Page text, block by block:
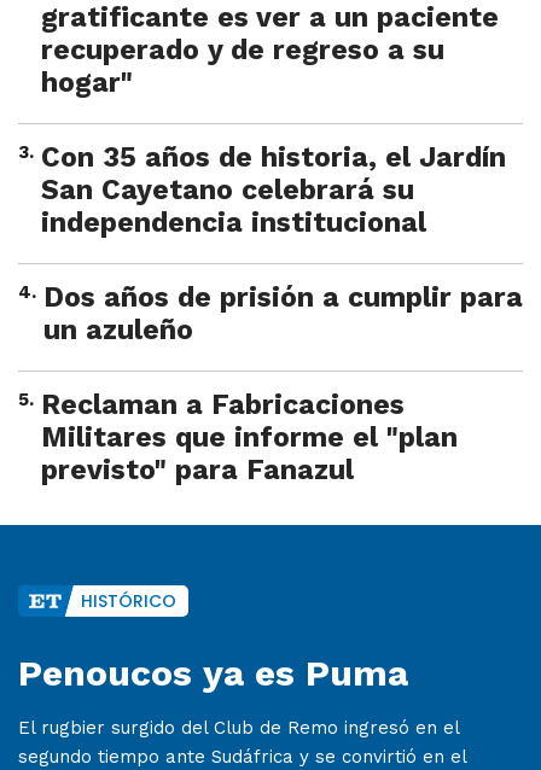
gratificante es ver a un paciente
recuperado y de regreso a su
hogar"
3. Con 35 años de historia, el Jardín
San Cayetano celebrará su
independencia institucional
4. Dos años de prisión a cumplir para
un azuleño
5. Reclaman a Fabricaciones
Militares que informe el "plan
previsto" para Fanazul
HISTÓRICO
Penoucos ya es Puma
El rugbier surgido del Club de Remo ingresó en el
segundo tiempo ante Sudáfrica y se convirtió en el